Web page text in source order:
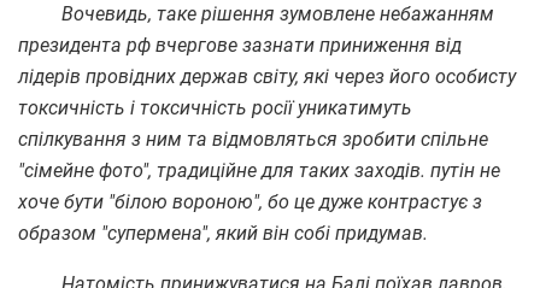
Вочевидь, таке рішення зумовлене небажанням
президента рф вчергове зазнати приниження від
лідерів провідних держав світу, які через його особисту
токсичність і токсичність росії уникатимуть
спілкування з ним та відмовляться зробити спільне
"сімейне фото", традиційне для таких заходів. путін не
хоче бути "білою вороною", бо це дуже контрастує з
образом "супермена", який він собі придумав.